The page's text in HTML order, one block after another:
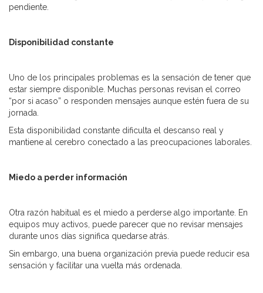
pendiente.
Disponibilidad constante
Uno de los principales problemas es la sensación de tener que
estar siempre disponible. Muchas personas revisan el correo
“por si acaso” o responden mensajes aunque estén fuera de su
jornada.
Esta disponibilidad constante dificulta el descanso real y
mantiene al cerebro conectado a las preocupaciones laborales.
Miedo a perder información
Otra razón habitual es el miedo a perderse algo importante. En
equipos muy activos, puede parecer que no revisar mensajes
durante unos días significa quedarse atrás.
Sin embargo, una buena organización previa puede reducir esa
sensación y facilitar una vuelta más ordenada.